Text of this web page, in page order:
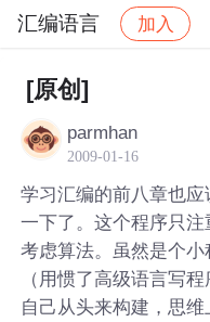
汇编语言 加入
社区
[原创]
parmhan
2009-01-16
学习汇编的前八章也
一下了。这个程序只
考虑算法。虽然是个
（用惯了高级语言写
自己从头来构建，思